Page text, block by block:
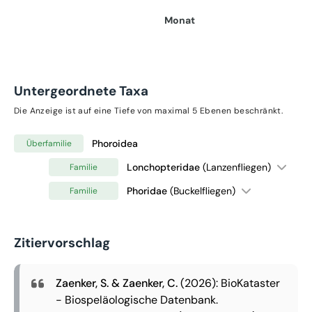
Monat
Untergeordnete Taxa
Die Anzeige ist auf eine Tiefe von maximal 5 Ebenen beschränkt.
Überfamilie Phoroidea
Familie Lonchopteridae (Lanzenfliegen)
Familie Phoridae (Buckelfliegen)
Zitiervorschlag
Zaenker, S. & Zaenker, C.(2026): BioKataster
- Biospeläologische Datenbank.